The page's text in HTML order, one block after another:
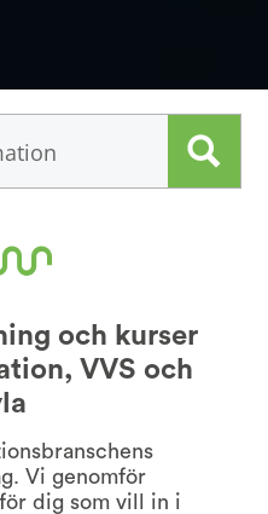
och kurser
VVS och
Vi genomför
dig som vill in i